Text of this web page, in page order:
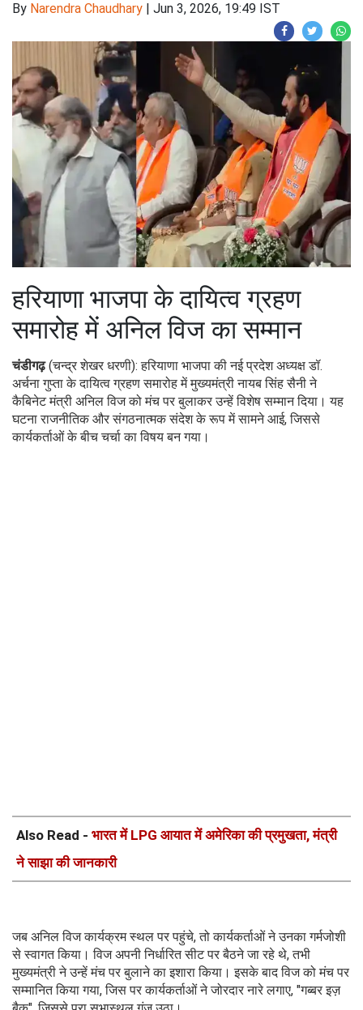
By Narendra Chaudhary | Jun 3, 2026, 19:49 IST
हरियाणा भाजपा के दायित्व ग्रहण
समारोह में अनिल विज का सम्मान
चंडीगढ़(चन्द्र शेखर धरणी): हरियाणा भाजपा की नई प्रदेश अध्यक्ष डॉ.
अर्चना गुप्ता के दायित्व ग्रहण समारोह में मुख्यमंत्री नायब सिंह सैनी ने
कैबिनेट मंत्री अनिल विज को मंच पर बुलाकर उन्हें विशेष सम्मान दिया। यह
घटना राजनीतिक और संगठनात्मक संदेश के रूप में सामने आई, जिससे
कार्यकर्ताओं के बीच चर्चा का विषय बन गया।
Also Read - भारत में LPG आयात में अमेरिका की प्रमुखता, मंत्री
ने साझा की जानकारी
जब अनिल विज कार्यक्रम स्थल पर पहुंचे, तो कार्यकर्ताओं ने उनका गर्मजोशी
से स्वागत किया। विज अपनी निर्धारित सीट पर बैठने जा रहे थे, तभी
मुख्यमंत्री ने उन्हें मंच पर बुलाने का इशारा किया। इसके बाद विज को मंच पर
सम्मानित किया गया, जिस पर कार्यकर्ताओं ने जोरदार नारे लगाए, "गब्बर इज़